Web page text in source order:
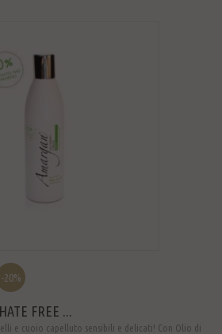
-20%
FREE ...
e cuoio capelluto sensibili e delicati! Con Olio di